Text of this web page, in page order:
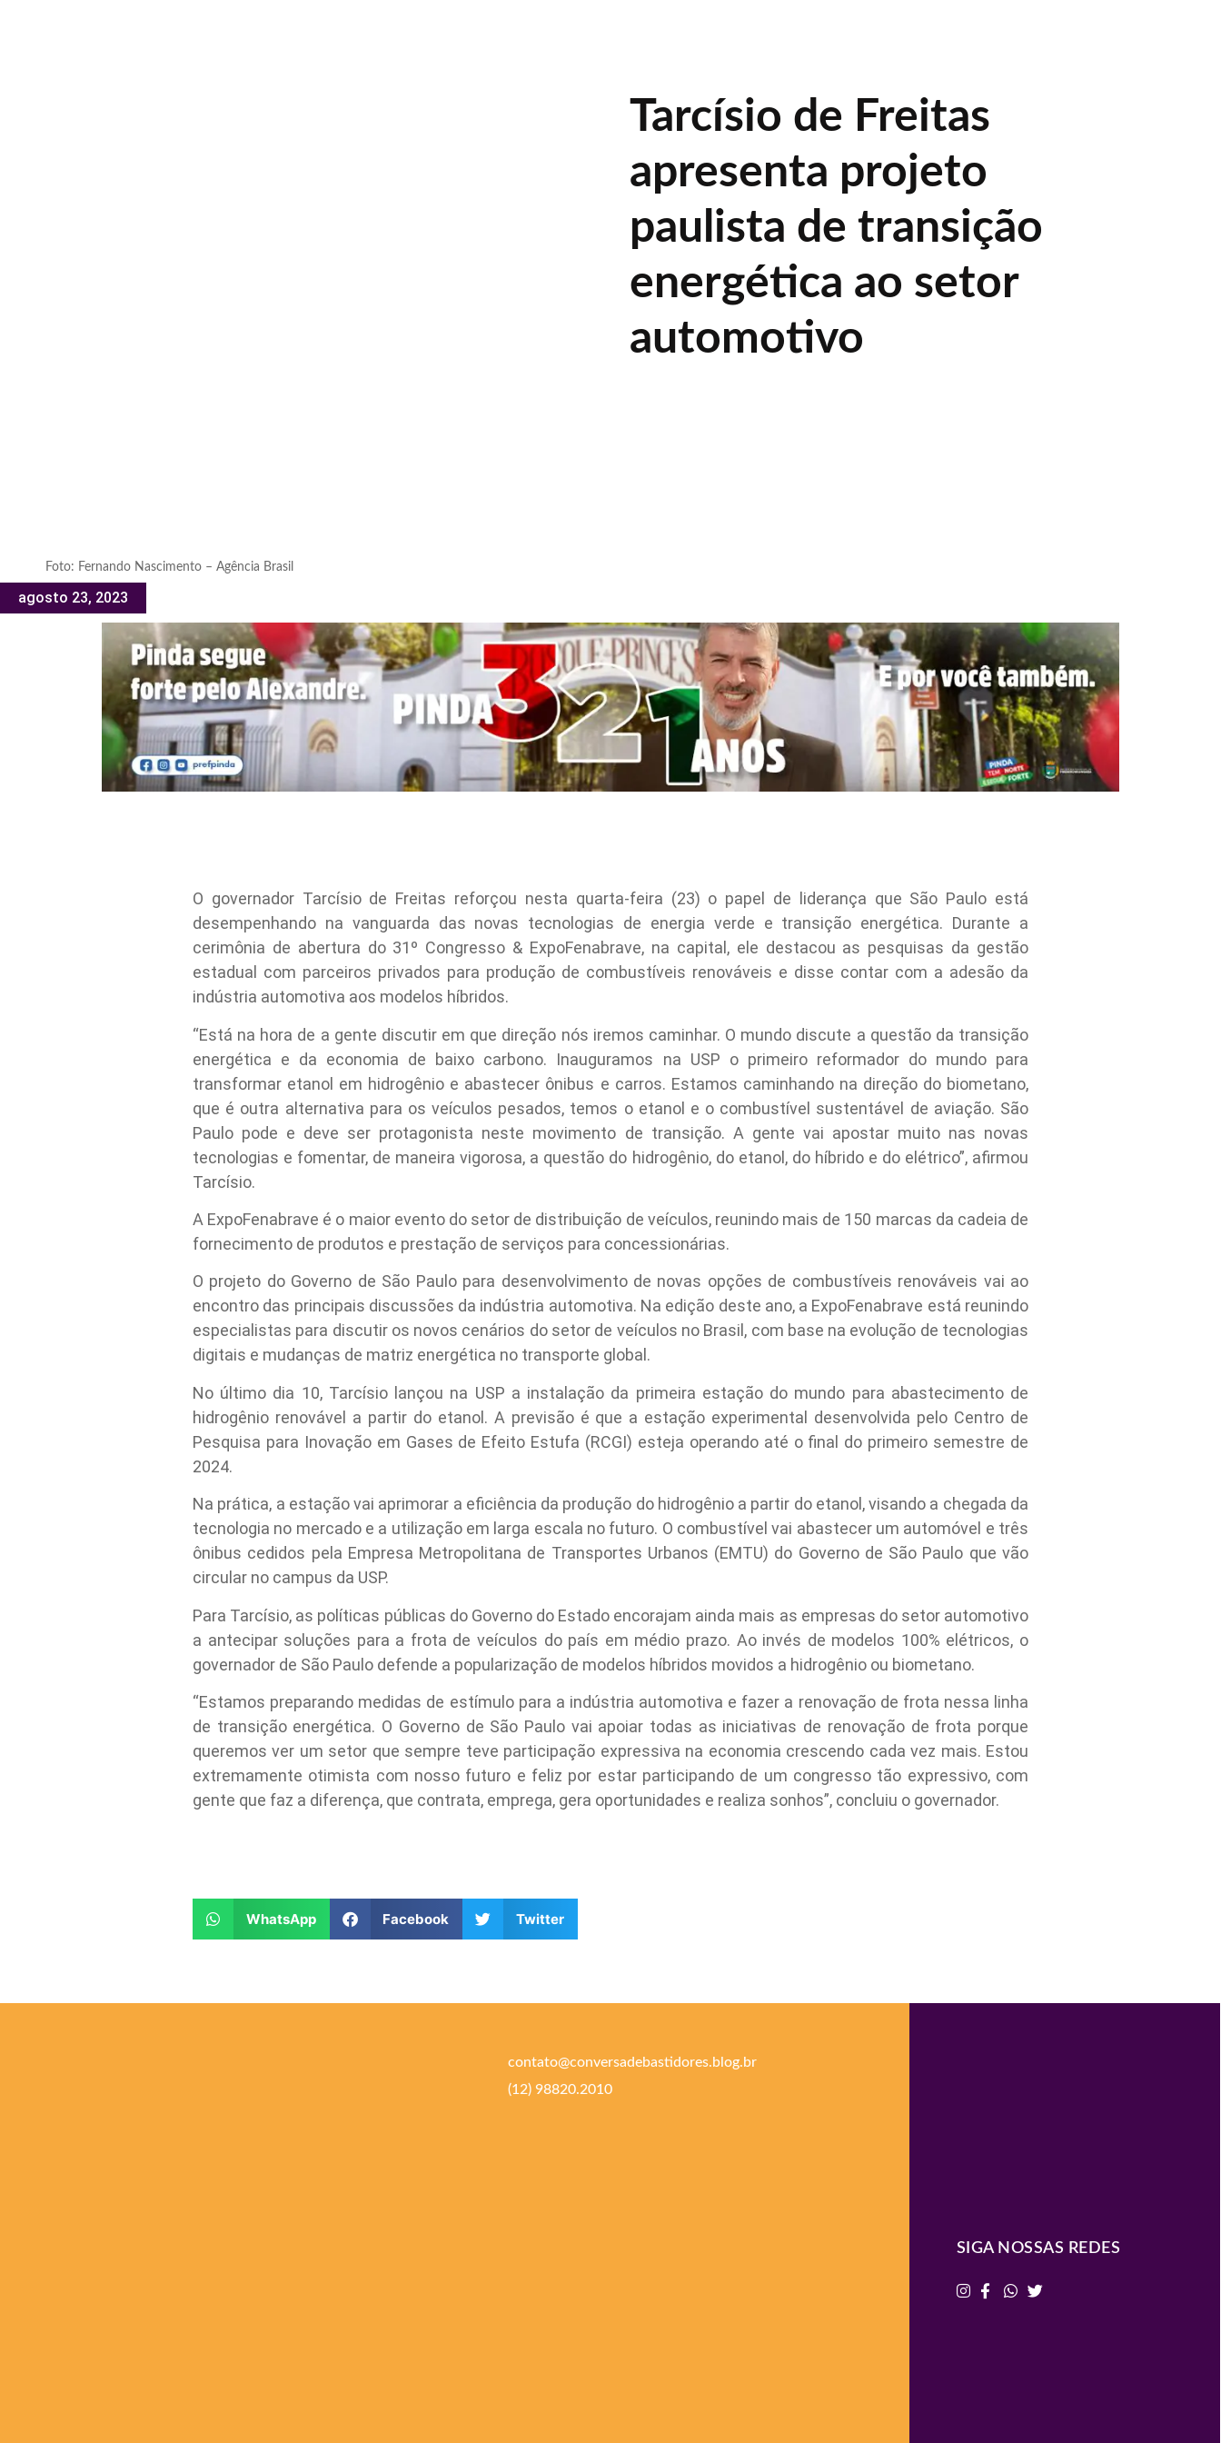
Foto: Fernando Nascimento – Agência Brasil
agosto 23, 2023
Tarcísio de Freitas
apresenta projeto
paulista de transição
energética ao setor
automotivo
O governador Tarcísio de Freitas reforçou nesta quarta-feira (23) o papel de liderança que São Paulo está
desempenhando na vanguarda das novas tecnologias de energia verde e transição energética. Durante a
cerimônia de abertura do 31º Congresso & ExpoFenabrave, na capital, ele destacou as pesquisas da gestão
estadual com parceiros privados para produção de combustíveis renováveis e disse contar com a adesão da
indústria automotiva aos modelos híbridos.
“Está na hora de a gente discutir em que direção nós iremos caminhar. O mundo discute a questão da transição
energética e da economia de baixo carbono. Inauguramos na USP o primeiro reformador do mundo para
transformar etanol em hidrogênio e abastecer ônibus e carros. Estamos caminhando na direção do biometano,
que é outra alternativa para os veículos pesados, temos o etanol e o combustível sustentável de aviação. São
Paulo pode e deve ser protagonista neste movimento de transição. A gente vai apostar muito nas novas
tecnologias e fomentar, de maneira vigorosa, a questão do hidrogênio, do etanol, do híbrido e do elétrico”, afirmou
Tarcísio.
A ExpoFenabrave é o maior evento do setor de distribuição de veículos, reunindo mais de 150 marcas da cadeia de
fornecimento de produtos e prestação de serviços para concessionárias.
O projeto do Governo de São Paulo para desenvolvimento de novas opções de combustíveis renováveis vai ao
encontro das principais discussões da indústria automotiva. Na edição deste ano, a ExpoFenabrave está reunindo
especialistas para discutir os novos cenários do setor de veículos no Brasil, com base na evolução de tecnologias
digitais e mudanças de matriz energética no transporte global.
No último dia 10, Tarcísio lançou na USP a instalação da primeira estação do mundo para abastecimento de
hidrogênio renovável a partir do etanol. A previsão é que a estação experimental desenvolvida pelo Centro de
Pesquisa para Inovação em Gases de Efeito Estufa (RCGI) esteja operando até o final do primeiro semestre de
2024.
Na prática, a estação vai aprimorar a eficiência da produção do hidrogênio a partir do etanol, visando a chegada da
tecnologia no mercado e a utilização em larga escala no futuro. O combustível vai abastecer um automóvel e três
ônibus cedidos pela Empresa Metropolitana de Transportes Urbanos (EMTU) do Governo de São Paulo que vão
circular no campus da USP.
Para Tarcísio, as políticas públicas do Governo do Estado encorajam ainda mais as empresas do setor automotivo
a antecipar soluções para a frota de veículos do país em médio prazo. Ao invés de modelos 100% elétricos, o
governador de São Paulo defende a popularização de modelos híbridos movidos a hidrogênio ou biometano.
“Estamos preparando medidas de estímulo para a indústria automotiva e fazer a renovação de frota nessa linha
de transição energética. O Governo de São Paulo vai apoiar todas as iniciativas de renovação de frota porque
queremos ver um setor que sempre teve participação expressiva na economia crescendo cada vez mais. Estou
extremamente otimista com nosso futuro e feliz por estar participando de um congresso tão expressivo, com
gente que faz a diferença, que contrata, emprega, gera oportunidades e realiza sonhos”, concluiu o governador.
WhatsApp Facebook Twitter
contato@conversadebastidores.blog.br
(12) 98820.2010
SIGA NOSSAS REDES